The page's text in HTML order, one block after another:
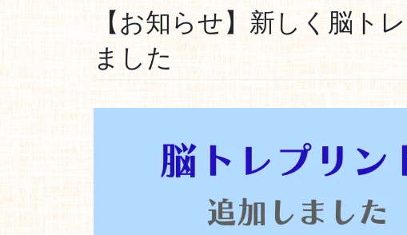
【お知らせ】新しく脳ト
ました